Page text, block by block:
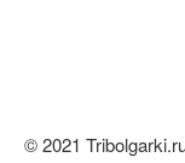
© 2021